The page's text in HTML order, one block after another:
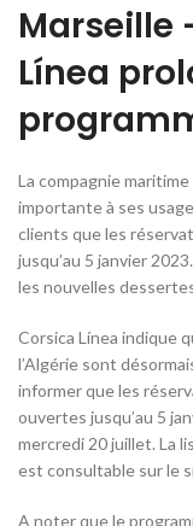
Marseille
Línea
La compagnie
importante à ses
clients que les
jusqu’au 5 janvier
les nouvelles
Corsica Línea indique
l’Algérie sont
informer que les
ouvertes jusqu’au 5
mercredi 20 juillet. La
est consultable sur le
A noter que le